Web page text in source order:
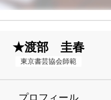
★渡部 圭春
東京書芸協会師範
プロフィール